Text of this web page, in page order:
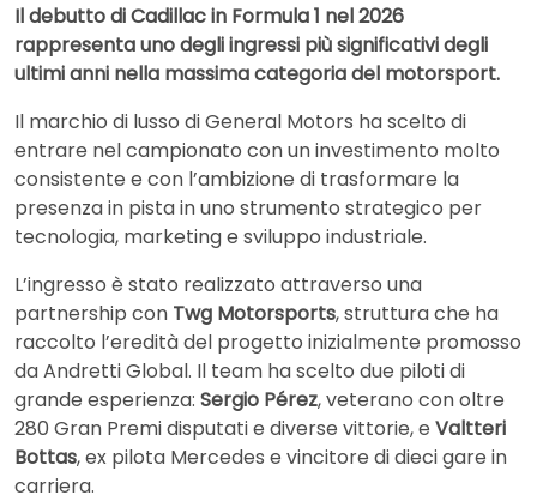
Il debutto di Cadillac in Formula 1 nel 2026
rappresenta uno degli ingressi più significativi degli
ultimi anni nella massima categoria del motorsport.
Il marchio di lusso di General Motors ha scelto di
entrare nel campionato con un investimento molto
consistente e con l’ambizione di trasformare la
presenza in pista in uno strumento strategico per
tecnologia, marketing e sviluppo industriale.
L’ingresso è stato realizzato attraverso una
partnership con Twg Motorsports, struttura che ha
raccolto l’eredità del progetto inizialmente promosso
da Andretti Global. Il team ha scelto due piloti di
grande esperienza: Sergio Pérez, veterano con oltre
280 Gran Premi disputati e diverse vittorie, e Valtteri
Bottas, ex pilota Mercedes e vincitore di dieci gare in
carriera.